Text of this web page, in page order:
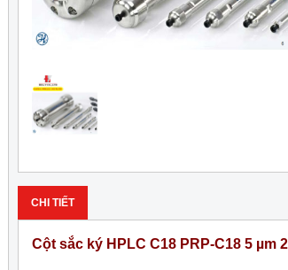
CHI TIẾT
Cột sắc ký HPLC C18 PRP-C18 5 µm